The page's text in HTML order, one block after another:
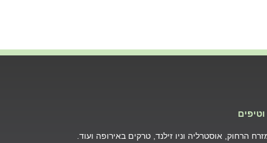
הרחוק, אוסטרליה וניו זילנד, טרקים באירופה ועוד.